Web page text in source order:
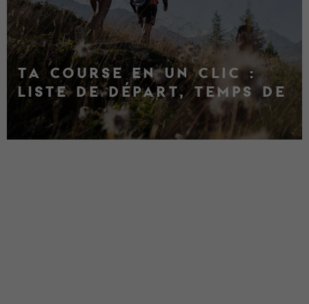
TA COURSE EN UN CLIC :
LISTE DE DÉPART, TEMPS DE
PASSAGE, CLASSEMENT ET
RÉSULTATS